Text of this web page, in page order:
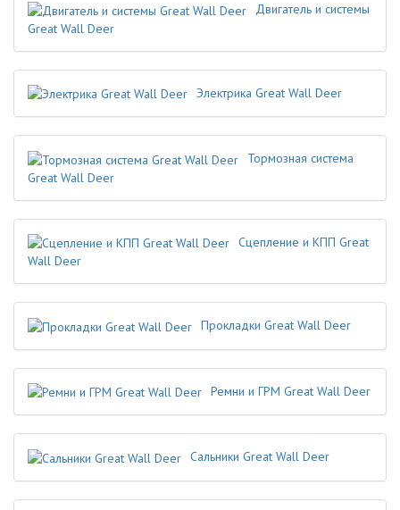
Двигатель и системы
Great Wall Deer
Электрика Great Wall Deer
Тормозная система
Great Wall Deer
Сцепление и КПП Great
Wall Deer
Прокладки Great Wall Deer
Ремни и ГРМ Great Wall Deer
Сальники Great Wall Deer